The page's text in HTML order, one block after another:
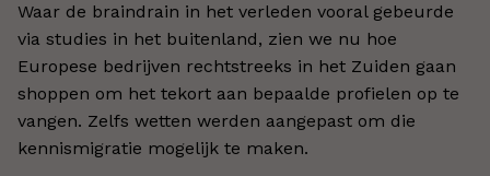
Waar de braindrain in het verleden vooral gebeurde
via studies in het buitenland, zien we nu hoe
Europese bedrijven rechtstreeks in het Zuiden gaan
shoppen om het tekort aan bepaalde profielen op te
vangen. Zelfs wetten werden aangepast om die
kennismigratie mogelijk te maken.